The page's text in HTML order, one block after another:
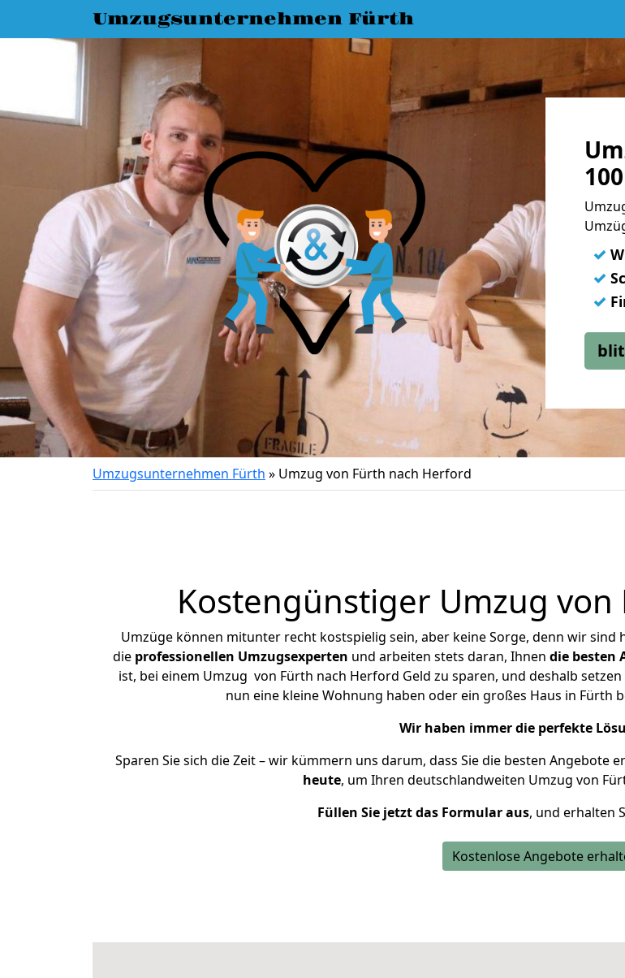
Umzugsunternehmen Fürth
✓
✓
✓
Umzugsunternehmen Fürth » Umzug von Fürth nach Herford
Kostengünstiger Umzug
Umzüge können mitunter recht kostspielig sein, aber keine Sorge, denn wir sind
die professionellen Umzugsexperten und arbeiten stets daran, Ihnen die besten
ist, bei einem Umzug von Fürth nach Herford Geld zu sparen, und deshalb
nun eine kleine Wohnung haben oder ein großes Haus in Fürth
Wir haben immer die perfekte
Sparen Sie sich die Zeit – wir kümmern uns darum, dass Sie die besten Angebote
heute, um Ihren deutschlandweiten Umzug von
Füllen Sie jetzt das Formular aus, und erhalten
Kostenlose Angebote